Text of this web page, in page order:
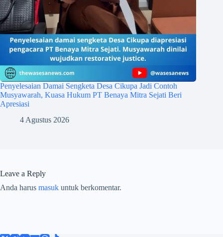
Penyelesaian Damai Sengketa Desa Cikupa Jadi Contoh
Musyawarah, Kuasa Hukum PT Benaya Mitra Sejati Beri
Apresiasi
4 Agustus 2026
Leave a Reply
Anda harus masuk untuk berkomentar.